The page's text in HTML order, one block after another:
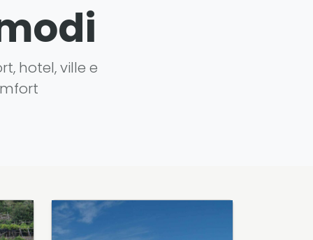
hotel, ville e